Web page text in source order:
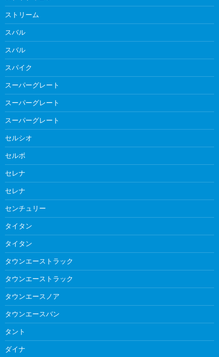
ストリーム
スバル
スバル
スパイク
スーパーグレート
スーパーグレート
スーパーグレート
セルシオ
セルボ
セレナ
セレナ
センチュリー
タイタン
タイタン
タウンエーストラック
タウンエーストラック
タウンエースノア
タウンエースバン
タント
ダイナ